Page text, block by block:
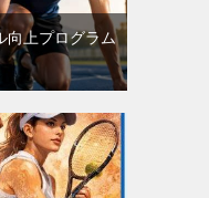
向上プログラム